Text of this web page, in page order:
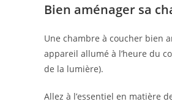
Bien aménager sa
Une chambre à coucher bien
appareil allumé à l’heure du
de la lumière).
Allez à l’essentiel en matière